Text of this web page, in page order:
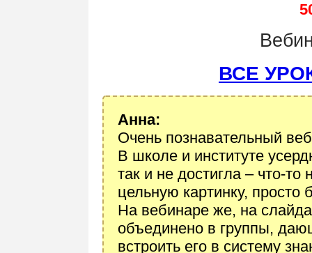
ВСЕ
Анна:
Очень познавательный
В школе и институте
так и не достигла – что-
цельную картинку,
На вебинаре же, на
объединено в группы,
встроить его в систему